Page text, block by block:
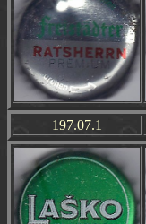
197.07.1